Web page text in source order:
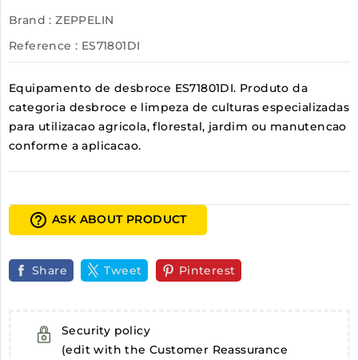
Brand : ZEPPELIN
Reference : ES71801DI
Equipamento de desbroce ES71801DI. Produto da
categoria desbroce e limpeza de culturas especializadas
para utilizacao agricola, florestal, jardim ou manutencao
conforme a aplicacao.
help_outline ASK ABOUT PRODUCT
Share Tweet Pinterest
Security policy
(edit with the Customer Reassurance